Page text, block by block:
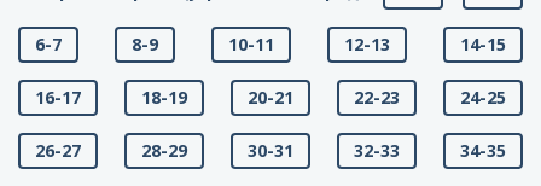
6-7 8-9 10-11 12-13 14-15
16-17 18-19 20-21 22-23 24-25
26-27 28-29 30-31 32-33 34-35